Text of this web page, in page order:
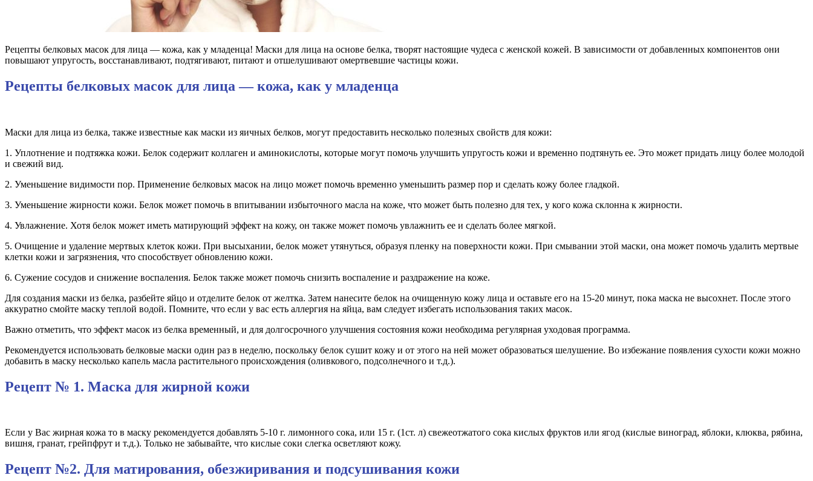
Рецепты белковых масок для лица — кожа, как у младенца! Маски для лица на основе белка, творят настоящие чудеса с женской кожей. В зависимости от добавленных компонентов они
повышают упругость, восстанавливают, подтягивают, питают и отшелушивают омертвевшие частицы кожи.
Рецепты белковых масок для лица — кожа, как у младенца
Маски для лица из белка, также известные как маски из яичных белков, могут предоставить несколько полезных свойств для кожи:
1. Уплотнение и подтяжка кожи. Белок содержит коллаген и аминокислоты, которые могут помочь улучшить упругость кожи и временно подтянуть ее. Это может придать лицу более молодой
и свежий вид.
2. Уменьшение видимости пор. Применение белковых масок на лицо может помочь временно уменьшить размер пор и сделать кожу более гладкой.
3. Уменьшение жирности кожи. Белок может помочь в впитывании избыточного масла на коже, что может быть полезно для тех, у кого кожа склонна к жирности.
4. Увлажнение. Хотя белок может иметь матирующий эффект на кожу, он также может помочь увлажнить ее и сделать более мягкой.
5. Очищение и удаление мертвых клеток кожи. При высыхании, белок может утянуться, образуя пленку на поверхности кожи. При смывании этой маски, она может помочь удалить мертвые
клетки кожи и загрязнения, что способствует обновлению кожи.
6. Сужение сосудов и снижение воспаления. Белок также может помочь снизить воспаление и раздражение на коже.
Для создания маски из белка, разбейте яйцо и отделите белок от желтка. Затем нанесите белок на очищенную кожу лица и оставьте его на 15-20 минут, пока маска не высохнет. После этого
аккуратно смойте маску теплой водой. Помните, что если у вас есть аллергия на яйца, вам следует избегать использования таких масок.
Важно отметить, что эффект масок из белка временный, и для долгосрочного улучшения состояния кожи необходима регулярная уходовая программа.
Рекомендуется использовать белковые маски один раз в неделю, поскольку белок сушит кожу и от этого на ней может образоваться шелушение. Во избежание появления сухости кожи можно
добавить в маску несколько капель масла растительного происхождения (оливкового, подсолнечного и т.д.).
Рецепт № 1. Маска для жирной кожи
Если у Вас жирная кожа то в маску рекомендуется добавлять 5-10 г. лимонного сока, или 15 г. (1ст. л) свежеотжатого сока кислых фруктов или ягод (кислые виноград, яблоки, клюква, рябина,
вишня, гранат, грейпфрут и т.д.). Только не забывайте, что кислые соки слегка осветляют кожу.
Рецепт №2. Для матирования, обезжиривания и подсушивания кожи